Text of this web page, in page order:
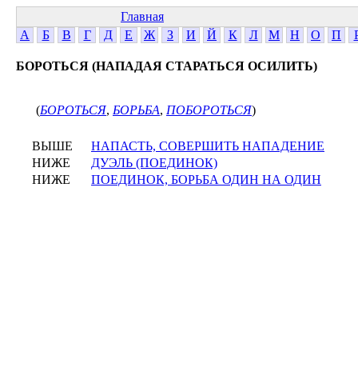
Главная
А
Б В Г Д Е Ж З И Й К Л М Н О П
БОРОТЬСЯ (НАПАДАЯ СТАРАТЬСЯ ОСИЛИТЬ)
(БОРОТЬСЯ, БОРЬБА, ПОБОРОТЬСЯ)
ВЫШЕ
НАПАСТЬ, СОВЕРШИТЬ НАПАДЕНИЕ
НИЖЕ
ДУЭЛЬ (ПОЕДИНОК)
НИЖЕ
ПОЕДИНОК, БОРЬБА ОДИН НА ОДИН